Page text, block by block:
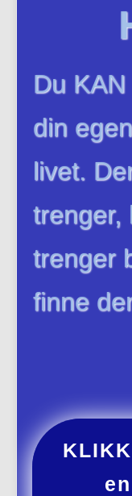
Du
din
livet.
trenger,
trenger
finne